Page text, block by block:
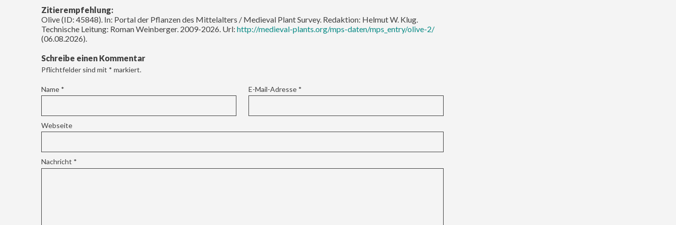
Zitierempfehlung:
Olive (ID: 45848). In: Portal der Pflanzen des Mittelalters / Medieval Plant Survey. Redaktion: Helmut W. Klug.
Technische Leitung: Roman Weinberger. 2009-2026. Url: http://medieval-plants.org/mps-daten/mps_entry/olive-2/
(06.08.2026).
Schreibe einen Kommentar
Pflichtfelder sind mit * markiert.
Name * E-Mail-Adresse *
Webseite
Nachricht *